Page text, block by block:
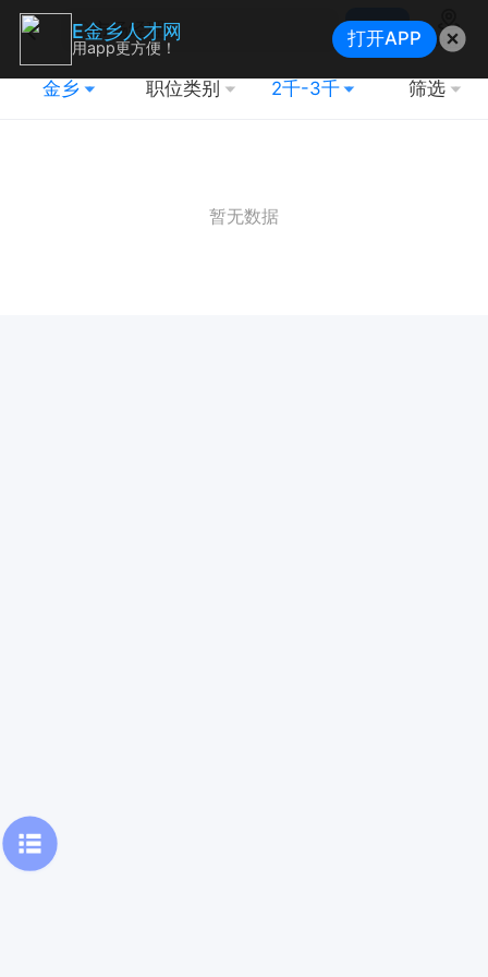
搜索
地图
金乡 职位类别 2千-3千 筛选
暂无数据
E金乡人才网
用app更方便！ 打开APP